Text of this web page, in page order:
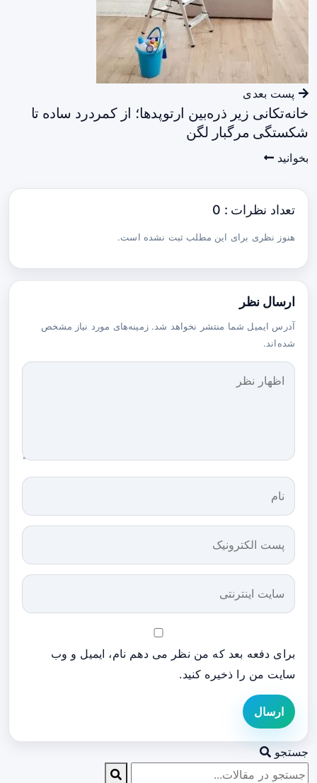
پست بعدی
خانه‌تکانی زیر ذره‌بین ارتوپدها؛ از کمردرد ساده تا
شکستگی مرگبار لگن
بخوانید
تعداد نظرات : 0
هنوز نظری برای این مطلب ثبت نشده است.
ارسال نظر
آدرس ایمیل شما منتشر نخواهد شد. زمینه‌های مورد نیاز مشخص
شده‌اند.
برای دفعه بعد که من نظر می دهم نام، ایمیل و وب
سایت من را ذخیره کنید.
ارسال
جستجو